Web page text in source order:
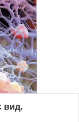
вид.